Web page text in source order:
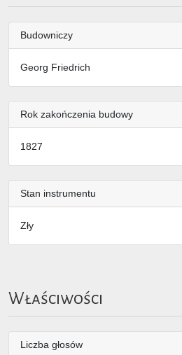
Budowniczy
Georg Friedrich
Rok zakończenia budowy
1827
Stan instrumentu
Zły
Właściwości
Liczba głosów